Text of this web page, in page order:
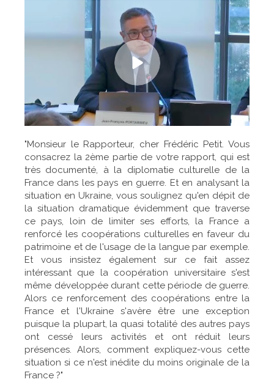
"Monsieur le Rapporteur, cher Frédéric Petit. Vous
consacrez la 2ème partie de votre rapport, qui est
très documenté, à la diplomatie culturelle de la
France dans les pays en guerre. Et en analysant la
situation en Ukraine, vous soulignez qu'en dépit de
la situation dramatique évidemment que traverse
ce pays, loin de limiter ses efforts, la France a
renforcé les coopérations culturelles en faveur du
patrimoine et de l'usage de la langue par exemple.
Et vous insistez également sur ce fait assez
intéressant que la coopération universitaire s'est
même développée durant cette période de guerre.
Alors ce renforcement des coopérations entre la
France et l'Ukraine s'avère être une exception
puisque la plupart, la quasi totalité des autres pays
ont cessé leurs activités et ont réduit leurs
présences. Alors, comment expliquez-vous cette
situation si ce n'est inédite du moins originale de la
France ?"